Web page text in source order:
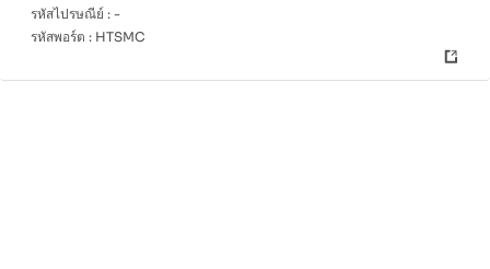
รหัสไปรษณีย์ : -
รหัสพอร์ต : HTSMC